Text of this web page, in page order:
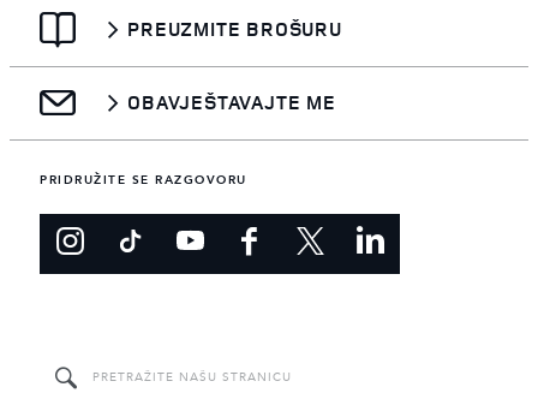
PREUZMITE BROŠURU
OBAVJEŠTAVAJTE ME
PRIDRUŽITE SE RAZGOVORU